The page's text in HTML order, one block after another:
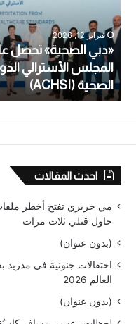
المجلس
الأسترالي
الدولي
لمعايير
الرعاية
الصحية
فبراير 12, 2026
«دبي الصحية» تحصل
المجلس الأسترالي
الصحية (ACHSI)
احدث المقالات
مي حريري تفتح أخطر
حاول قتلي ثلاث مرات
(بدون عنوان)
احتفالات جنونية في مدريد
العالم 2026
(بدون عنوان)